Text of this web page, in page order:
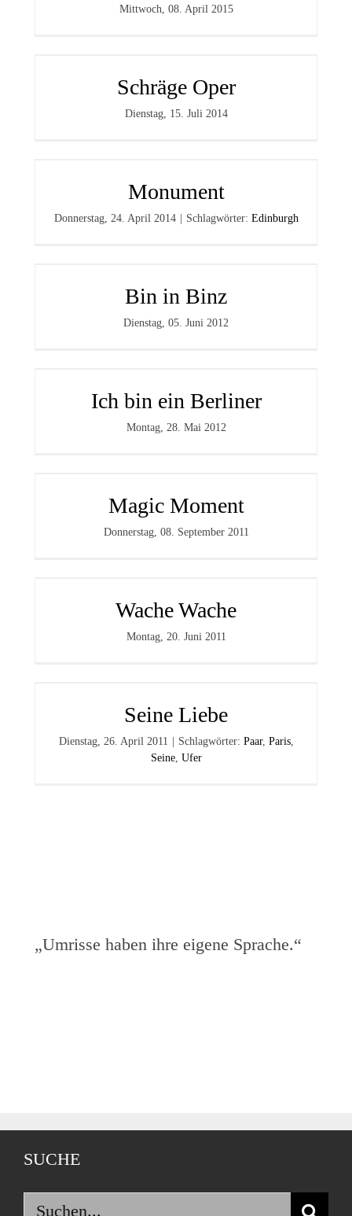
Mittwoch, 08. April 2015
Schräge Oper
Dienstag, 15. Juli 2014
Monument
Donnerstag, 24. April 2014 Schlagwörter: Edinburgh
Bin in Binz
Dienstag, 05. Juni 2012
Ich bin ein Berliner
Montag, 28. Mai 2012
Magic Moment
Donnerstag, 08. September 2011
Wache Wache
Montag, 20. Juni 2011
Seine Liebe
Dienstag, 26. April 2011 Schlagwörter: Paar, Paris,
Seine, Ufer
„Umrisse haben ihre eigene Sprache.“
SUCHE
Suche